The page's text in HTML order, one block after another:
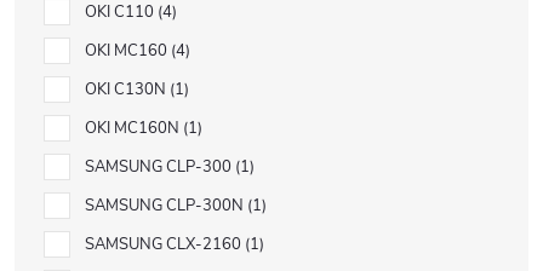
OKI C110 4
OKI MC160 4
OKI C130N 1
OKI MC160N 1
SAMSUNG CLP-300 1
SAMSUNG CLP-300N 1
SAMSUNG CLX-2160 1